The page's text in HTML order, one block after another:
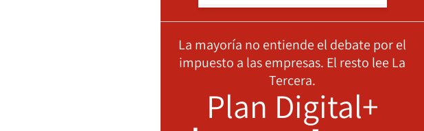
La mayoría no entiende el debate por el
impuesto a las empresas. El resto lee La
Tercera.
Plan Digital+